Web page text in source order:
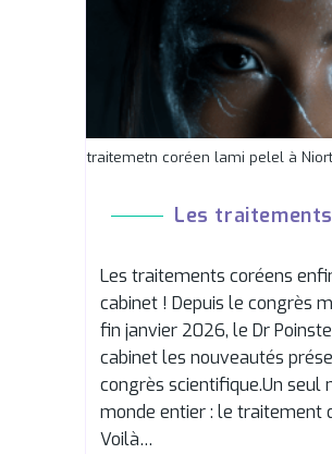
traitemetn coréen lami pelel à
Les
Les traitements coréens
cabinet ! Depuis le congrès
fin janvier 2026, le Dr
cabinet les nouveautés
congrès scientifique.Un seul
monde entier : le traitement
Voilà…